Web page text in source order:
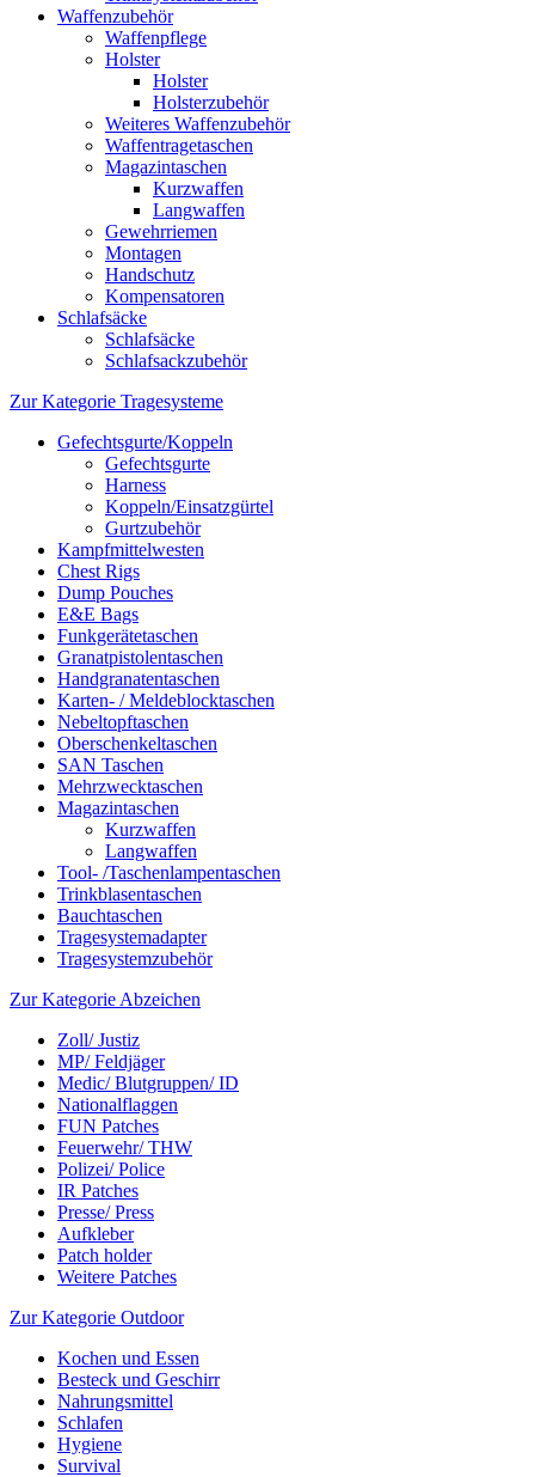
Waffenzubehör
Waffenpflege
Holster
Holster
Holsterzubehör
Weiteres Waffenzubehör
Waffentragetaschen
Magazintaschen
Kurzwaffen
Langwaffen
Gewehrriemen
Montagen
Handschutz
Kompensatoren
Schlafsäcke
Schlafsäcke
Schlafsackzubehör
Zur Kategorie Tragesysteme
Gefechtsgurte/Koppeln
Gefechtsgurte
Harness
Koppeln/Einsatzgürtel
Gurtzubehör
Kampfmittelwesten
Chest Rigs
Dump Pouches
E&E Bags
Funkgerätetaschen
Granatpistolentaschen
Handgranatentaschen
Karten- / Meldeblocktaschen
Nebeltopftaschen
Oberschenkeltaschen
SAN Taschen
Mehrzwecktaschen
Magazintaschen
Kurzwaffen
Langwaffen
Tool- /Taschenlampentaschen
Trinkblasentaschen
Bauchtaschen
Tragesystemadapter
Tragesystemzubehör
Zur Kategorie Abzeichen
Zoll/ Justiz
MP/ Feldjäger
Medic/ Blutgruppen/ ID
Nationalflaggen
FUN Patches
Feuerwehr/ THW
Polizei/ Police
IR Patches
Presse/ Press
Aufkleber
Patch holder
Weitere Patches
Zur Kategorie Outdoor
Kochen und Essen
Besteck und Geschirr
Nahrungsmittel
Schlafen
Hygiene
Survival